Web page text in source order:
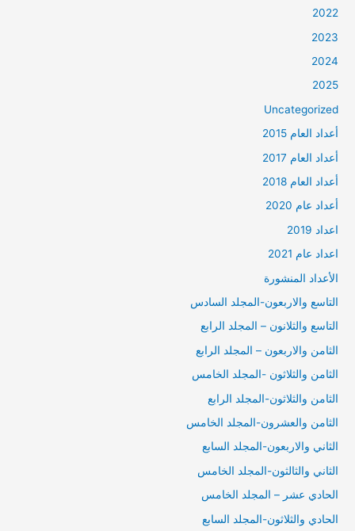
2022
2023
2024
2025
Uncategorized
أعداد العام 2015
أعداد العام 2017
أعداد العام 2018
أعداد عام 2020
اعداد 2019
اعداد عام 2021
الأعداد المنشورة
التاسع والاربعون-المجلد السادس
التاسع والثلانون – المجلد الرابع
الثامن والاربعون – المجلد الرابع
الثامن والثلاثون -المجلد الخامس
الثامن والثلاثون-المجلد الرابع
الثامن والعشرون-المجلد الخامس
الثاني والاربعون-المجلد السابع
الثاني والثالثون-المجلد الخامس
الحادي عشر – المجلد الخامس
الحادي والثلاثون-المجلد السابع